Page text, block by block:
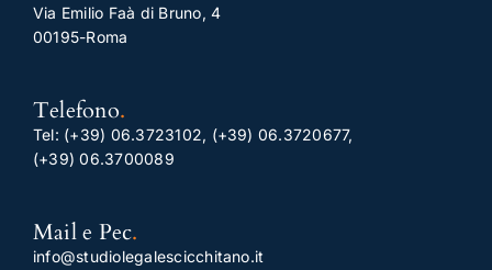
Via Emilio Faà di Bruno, 4
00195-Roma
Telefono.
Tel: (+39) 06.3723102, (+39) 06.3720677,
(+39) 06.3700089
Mail e Pec.
info@studiolegalescicchitano.it